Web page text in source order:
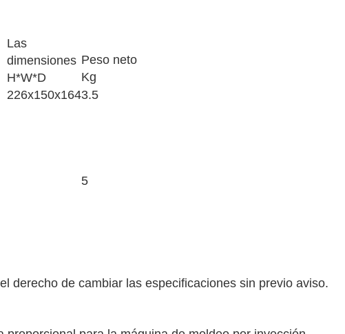
Las
dimensiones
H*W*D
Peso neto
Kg
226x150x1643.5
5
derecho de cambiar las especificaciones sin previo aviso.